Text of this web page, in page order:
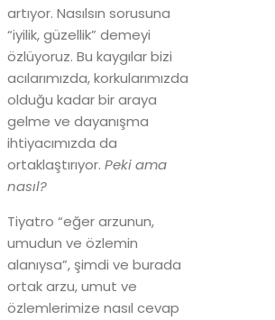
artıyor. Nasılsın sorusuna
“iyilik, güzellik” demeyi
özlüyoruz. Bu kaygılar bizi
acılarımızda, korkularımızda
olduğu kadar bir araya
gelme ve dayanışma
ihtiyacımızda da
ortaklaştırıyor. Peki ama
nasıl?
Tiyatro “eğer arzunun,
umudun ve özlemin
alanıysa”, şimdi ve burada
ortak arzu, umut ve
özlemlerimize nasıl cevap